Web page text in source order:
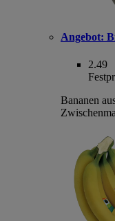
Angebot:
2.49
Bananen